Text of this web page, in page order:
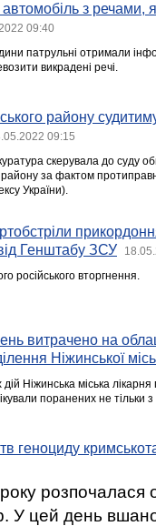
з речами,
09:40
патрульні отримали
викрадені речі.
району
09:15
скерувала до суду
району за фактом
України).
Генштабу ЗСУ
російського вторгнення.
витрачено на
Ніжинської
дій Ніжинська міська
поранених не тільки
геноциду
розпочалася
У цей день